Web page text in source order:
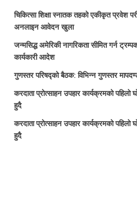
चिकित्सा शिक्षा स्नातक तहको एकीकृत प्रवेश
अनलाइन आवेदन खुला
जन्मसिद्ध अमेरिकी नागरिकता सीमित गर्न
कार्यकारी आदेश
गुणस्तर परिषद्को बैठक: विभिन्न गुणस्तर
करदाता प्रोत्साहन उपहार कार्यक्रमको पहिलो
हुदै
करदाता प्रोत्साहन उपहार कार्यक्रमको पहिलो
हुदै